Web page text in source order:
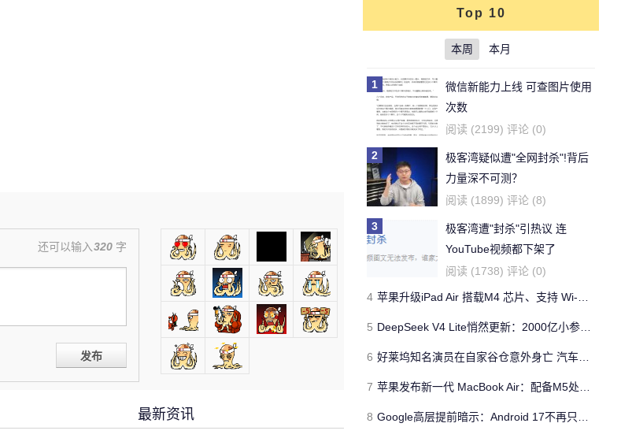
还可以输入320 字
发布
最新资讯
Top 10
本周 本月
1
微信新能力上线 可查图片使用
次数
阅读 (2199) 评论 (0)
2
极客湾疑似遭"全网封杀"!背后
力量深不可测？
阅读 (1899) 评论 (8)
3
极客湾遭"封杀"引热议 连
YouTube视频都下架了
阅读 (1738) 评论 (0)
4 苹果升级iPad Air 搭载M4 芯片、支持 Wi‑Fi 7 售价不变
5 DeepSeek V4 Lite悄然更新：2000亿小参数性能逼近美国顶流
6 好莱坞知名演员在自家谷仓意外身亡 汽车搭电时突然自燃
7 苹果发布新一代 MacBook Air：配备M5处理器 性能、存储与 AI 全面升级 ​
8 Google高层提前暗示：Android 17不再只是操作系统